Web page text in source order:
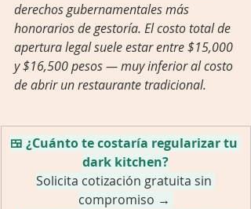
derechos gubernamentales más
honorarios de gestoría. El costo total de
apertura legal suele estar entre $15,000
y $16,500 pesos — muy inferior al costo
de abrir un restaurante tradicional.
🍱 ¿Cuánto te costaría regularizar tu
dark kitchen?
Solicita cotización gratuita sin
compromiso →